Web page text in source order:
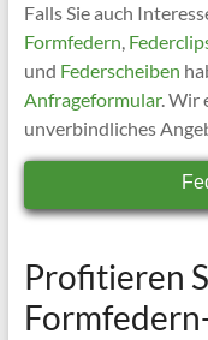
Falls Sie auch
Formfedern,
und Federscheiben
Anfrageformular. Wir
unverbindliches
Profitieren